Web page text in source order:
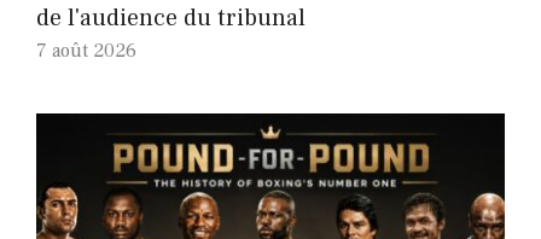
de l'audience du tribunal
7 août 2026